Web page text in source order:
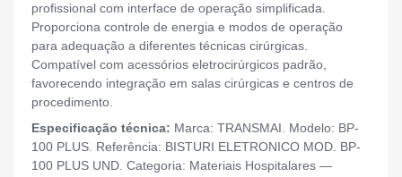
profissional com interface de operação simplificada.
Proporciona controle de energia e modos de operação
para adequação a diferentes técnicas cirúrgicas.
Compatível com acessórios eletrocirúrgicos padrão,
favorecendo integração em salas cirúrgicas e centros de
procedimento.
Especificação técnica: Marca: TRANSMAI. Modelo: BP-
100 PLUS. Referência: BISTURI ELETRONICO MOD. BP-
100 PLUS UND. Categoria: Materiais Hospitalares —